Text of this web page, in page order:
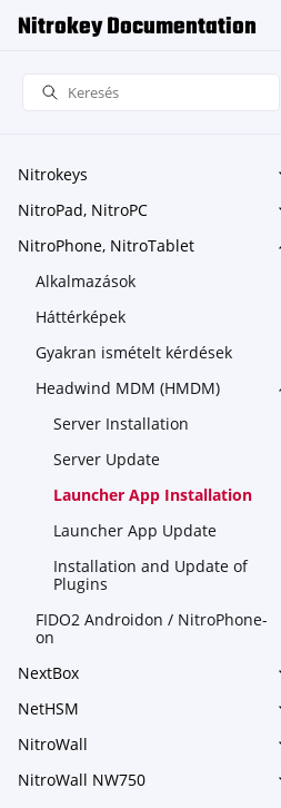
Nitrokey Documentation
Nitrokeys
NitroPad, NitroPC
NitroPhone, NitroTablet
Alkalmazások
Háttérképek
Gyakran ismételt kérdések
Headwind MDM (HMDM)
Server Installation
Server Update
Launcher App Installation
Launcher App Update
Installation and Update of
Plugins
FIDO2 Androidon / NitroPhone-
on
NextBox
NetHSM
NitroWall
NitroWall NW750